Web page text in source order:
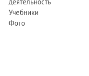
Учебники
Фото